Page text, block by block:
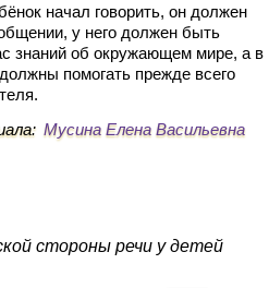
начал говорить, он должен
у него должен быть
знаний об окружающем мире, а в
помогать прежде всего
Мусина Елена Васильевна
стороны речи у детей